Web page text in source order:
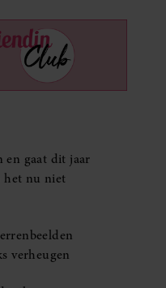
en gaat dit jaar
het nu niet
verheugen